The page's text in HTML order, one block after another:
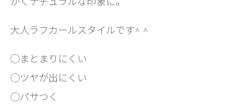
大人ラフカールスタイルです^ ^
◯まとまりにくい
◯ツヤが出にくい
◯パサつく